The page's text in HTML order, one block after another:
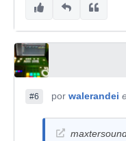
#6 por walerandei